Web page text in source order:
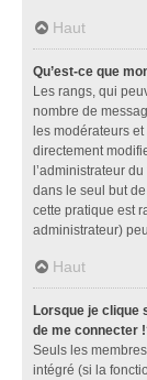
Haut
Qu’est-ce que
Les rangs, qui
nombre de
les modérateurs
directement
l’administrateur
dans le seul but
cette pratique est
administrateur)
Haut
Lorsque je clique
de me connecter
Seuls les
intégré (si la